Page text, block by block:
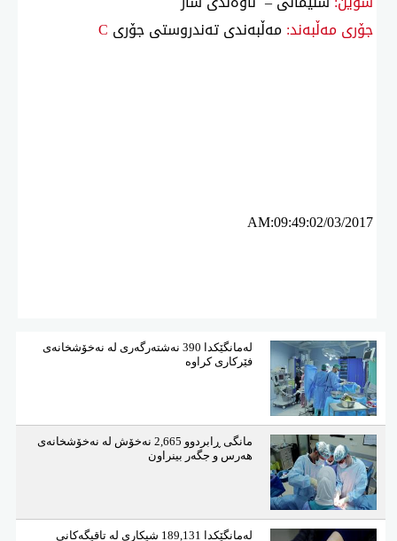
جۆری مەڵبەند:مەڵبەندی تەندروستی جۆری C
AM:09:49:02/03/2017
لەمانگێكدا 390 نەشتەرگەری لە نەخۆشخانەی
فێركاری كراوە
مانگی ڕابردوو 2,665 نەخۆش لە نەخۆشخانەی
هەرس و جگەر بینراون
لەمانگێكدا 189,131 شیكاری لە تاقیگەكانی